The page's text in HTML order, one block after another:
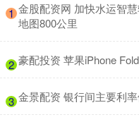
1 金股配资网 加快水运智
地图800公里
2 豪配投资 苹果iPhone
3 金景配资 银行间主要利